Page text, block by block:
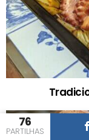
76
PARTILHAS